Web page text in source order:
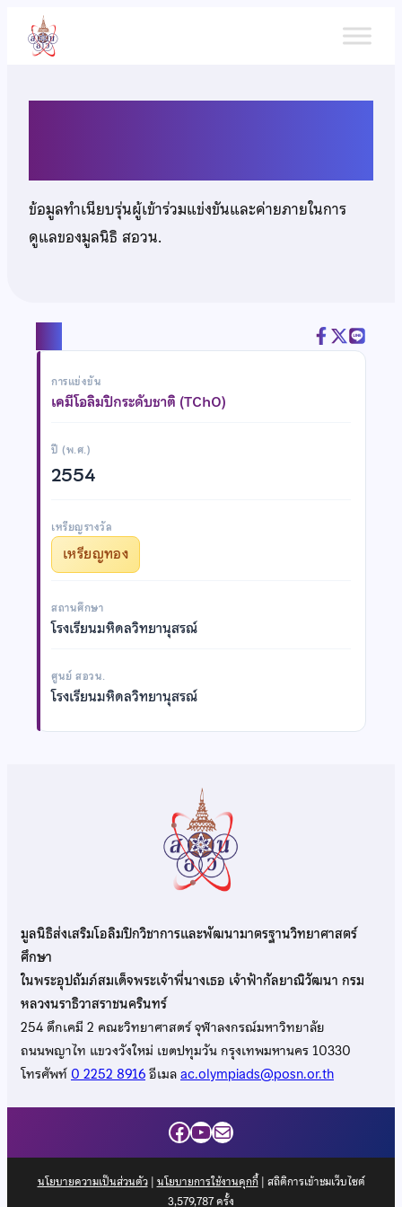
เนื้อหา
ข้อมูลทำเนียบรุ่นผู้เข้าร่วมแข่งขันและค่ายภายในการ
ดูแลของมูลนิธิ สอวน.
การแข่งขัน
เคมีโอลิมปิกระดับชาติ (TChO)
ปี (พ.ศ.)
2554
เหรียญรางวัล
เหรียญทอง
สถานศึกษา
โรงเรียนมหิดลวิทยานุสรณ์
ศูนย์ สอวน.
โรงเรียนมหิดลวิทยานุสรณ์
มูลนิธิส่งเสริมโอลิมปิกวิชาการและพัฒนามาตรฐานวิทยาศาสตร์
ศึกษา
ในพระอุปถัมภ์สมเด็จพระเจ้าพี่นางเธอ เจ้าฟ้ากัลยาณิวัฒนา กรม
หลวงนราธิวาสราชนครินทร์
254 ตึกเคมี 2 คณะวิทยาศาสตร์ จุฬาลงกรณ์มหาวิทยาลัย
ถนนพญาไท แขวงวังใหม่ เขตปทุมวัน กรุงเทพมหานคร 10330
โทรศัพท์0 2252 8916อีเมลac.olympiads@posn.or.th
Facebook
YouTube
Mail
นโยบายความเป็นส่วนตัว| นโยบายการใช้งานคุกกี้| สถิติการเข้าชมเว็บไซต์
3,579,787ครั้ง